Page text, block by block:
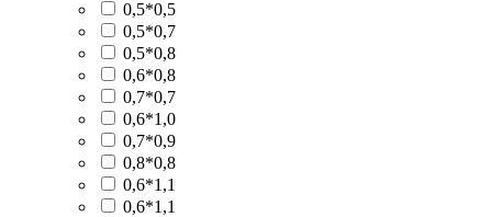
0,5*0,5
0,5*0,7
0,5*0,8
0,6*0,8
0,7*0,7
0,6*1,0
0,7*0,9
0,8*0,8
0,6*1,1
0,6*1,1